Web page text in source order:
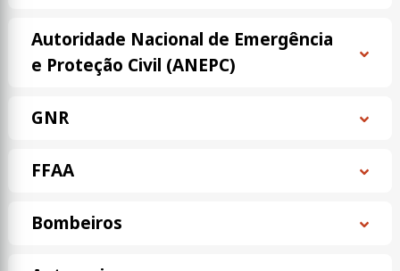
Autoridade Nacional de Emergência
e Proteção Civil (ANEPC)
GNR
FFAA
Bombeiros